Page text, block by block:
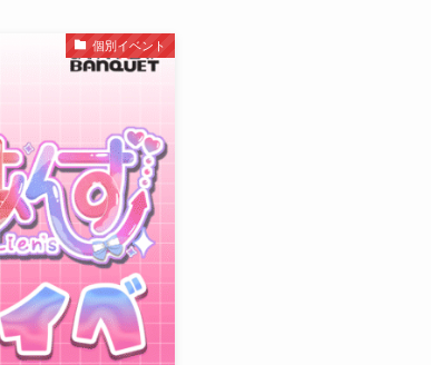
個別イベント